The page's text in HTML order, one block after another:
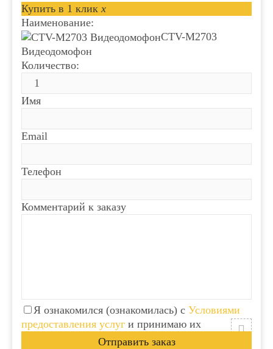
Купить в 1 клик x
Наименование:
CTV-M2703
Видеодомофон
Количество:
Имя
Email
Телефон
Комментарий к заказу
Я ознакомился (ознакомилась) с Условиями
предоставления услуг и принимаю их